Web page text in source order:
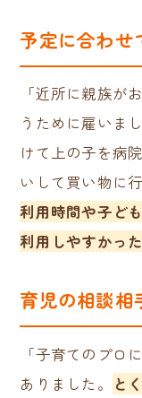
予定に合わ
「近所に親族が
うために雇いま
けて上の子を病
いして買い物に行
利用時間や子ど
利用しやすかっ
育児の相談相
「子育てのプロ
ありました。
と